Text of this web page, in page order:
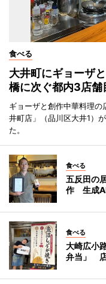
食べる
大井町にギョーザ
橋に次ぐ都内3店舗
ギョーザと創作中華料理
井町店」（品川区大井1）
た。
食べる
五反田の
作 生成
食べる
大崎広小
弁当」 店